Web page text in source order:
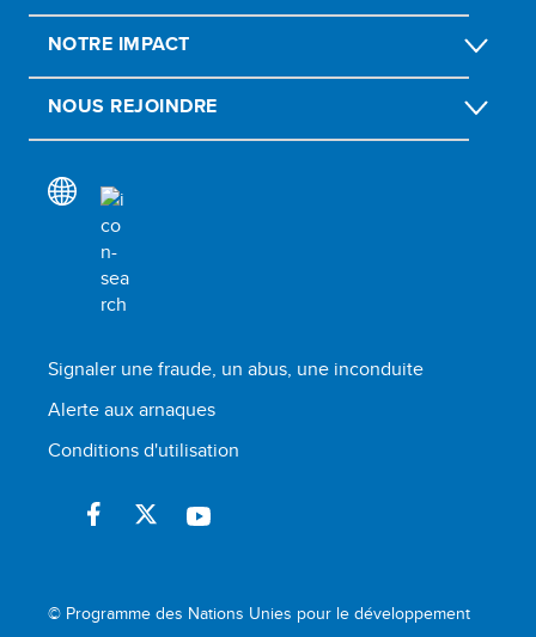
NOTRE IMPACT
NOUS REJOINDRE
Signaler une fraude, un abus, une inconduite
Alerte aux arnaques
Conditions d'utilisation
© Programme des Nations Unies pour le développement